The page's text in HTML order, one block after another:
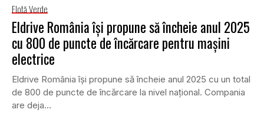
Flotă Verde
Eldrive România își propune să încheie anul 2025
cu 800 de puncte de încărcare pentru mașini
electrice
Eldrive România își propune să încheie anul 2025 cu un total
de 800 de puncte de încărcare la nivel național. Compania
are deja...